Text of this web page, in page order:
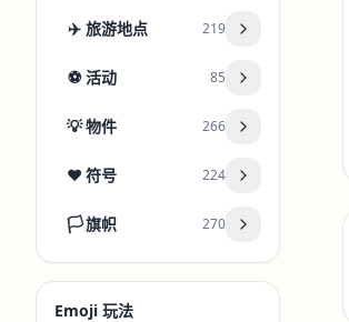
✈️ 旅游地点 219
⚽ 活动 85
💡物件 266
❤️符号 224
🏳️旗帜 270
Emoji 玩法